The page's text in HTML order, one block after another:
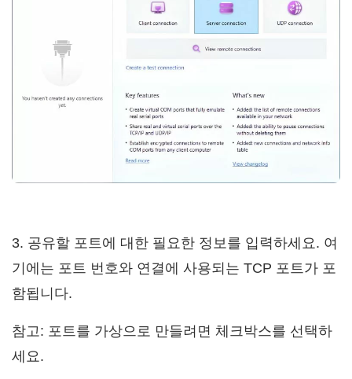
3. 공유할 포트에 대한 필요한 정보를 입력하세요. 여
기에는 포트 번호와 연결에 사용되는 TCP 포트가 포
함됩니다.
참고: 포트를 가상으로 만들려면 체크박스를 선택하
세요.